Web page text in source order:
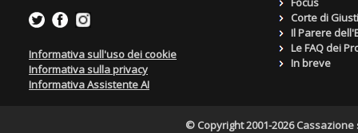
Informativa sull'uso dei cookie
Informativa sulla privacy
Informativa Assistente AI
Corte di
Il Parere
Le FAQ dei
In breve
© Copyright 2001-2026 Cassazione